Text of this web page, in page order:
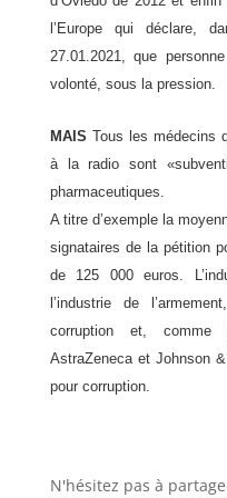
l’Europe qui déclare,
27.01.2021, que
volonté, sous la pression.
MAIS
Tous les
à la radio sont
pharmaceutiques.
A titre d’exemple la
signataires de la pétition
de 125 000 euros.
l’industrie de
corruption et, comme
AstraZeneca et Johnson
pour corruption.
N'hésitez pas à